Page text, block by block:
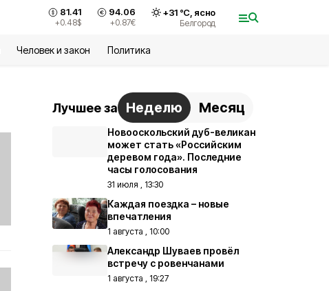
81.41
+0.48$
94.06
+0.87€
+31°С, ясно
Белгород
Человек и закон Политика
Лучшее за Неделю Месяц
Новооскольский дуб-великан
может стать «Российским
деревом года». Последние
часы голосования
31 июля , 13:30
Каждая поездка – новые
впечатления
1 августа , 10:00
Александр Шуваев провёл
встречу с ровенчанами
1 августа , 19:27